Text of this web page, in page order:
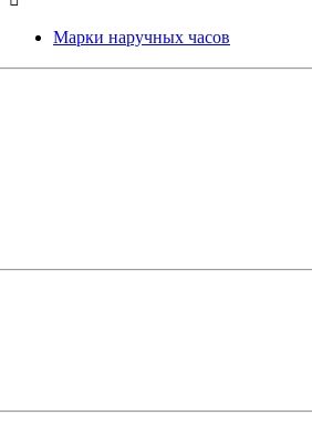
Марки наручных часов